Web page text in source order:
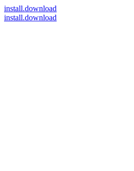
install.download
install.download